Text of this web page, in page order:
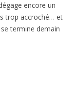
encore un
trop accroché… et
termine demain